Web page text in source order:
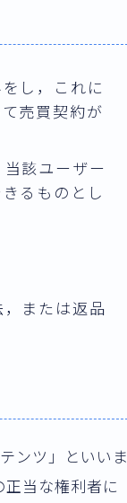
し，これに
売買契約が
該ユーザー
るものとし
または返品
ンツ」といいま
当な権利者に